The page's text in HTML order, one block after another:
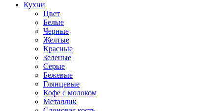
Кухни
Цвет
Белые
Черные
Желтые
Красные
Зеленые
Серые
Бежевые
Глянцевые
Кофе с молоком
Металлик